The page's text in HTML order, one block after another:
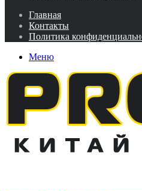
Главная
Контакты
Политика
Меню